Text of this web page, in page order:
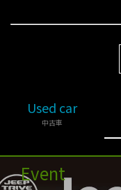
Used car
中古車
Event